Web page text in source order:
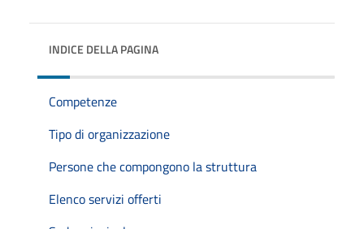
INDICE DELLA PAGINA
Competenze
Tipo di organizzazione
Persone che compongono la struttura
Elenco servizi offerti